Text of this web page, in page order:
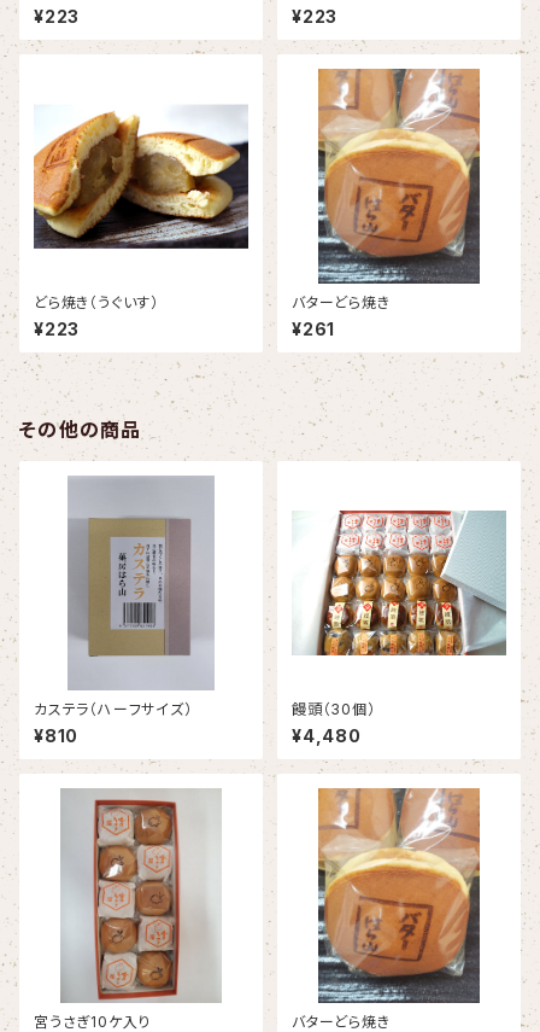
¥223 ¥223
どら焼き（うぐいす）
¥223
バターどら焼き
¥261
その他の商品
カステラ（ハーフサイズ）
¥810
饅頭（30個）
¥4,480
宮うさぎ10ケ入り バターどら焼き